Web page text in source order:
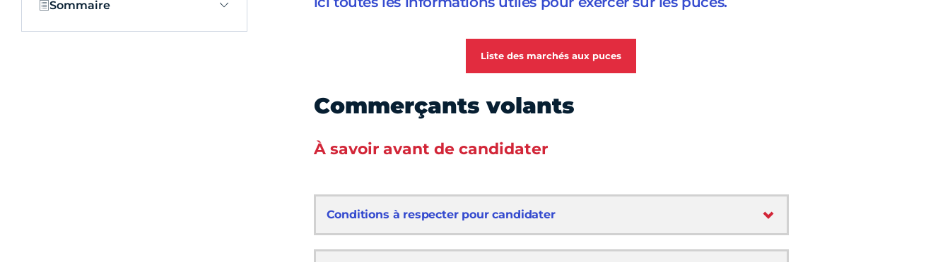
Sommaire
Liste des marchés aux puces
Commerçants volants
À savoir avant de candidater
Conditions à respecter pour candidater